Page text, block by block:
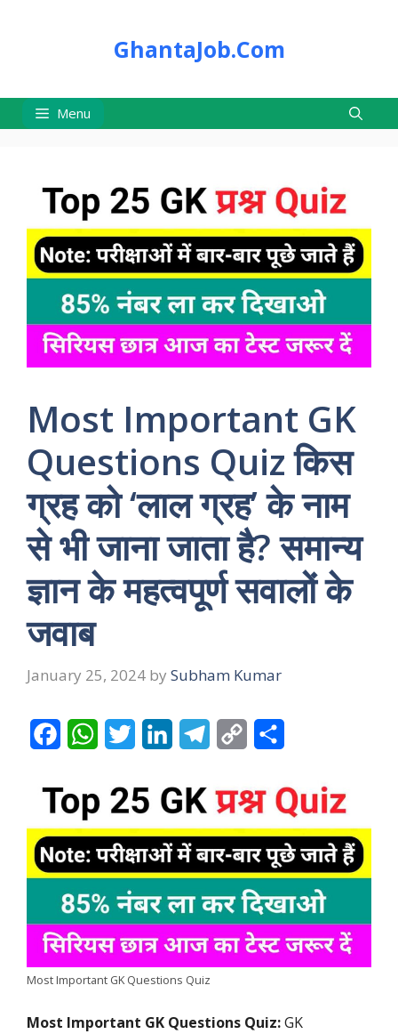
GhantaJob.Com
Menu
Most Important GK
Questions Quiz किस
ग्रह को ‘लाल ग्रह’ के नाम
से भी जाना जाता है? समान्य
ज्ञान के महत्वपूर्ण सवालों के
जवाब
January 25, 2024 by Subham Kumar
c
e
b
o
o
k
W
a
t
s
A
p
p
i
t
t
e
r
n
k
e
d
I
n
e
g
r
a
m
p
y
L
i
n
k
a
r
e
Most Important GK Questions Quiz
Most Important GK Questions Quiz:GK